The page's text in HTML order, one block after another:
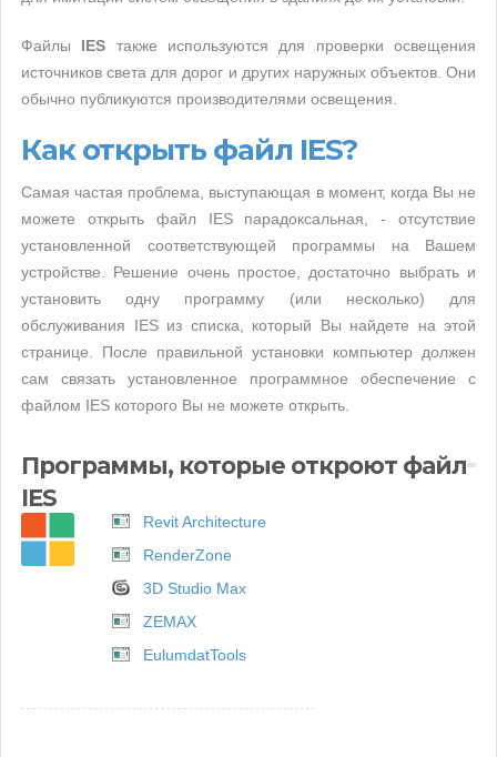
Файлы IES также используются для проверки освещения
источников света для дорог и других наружных объектов. Они
обычно публикуются производителями освещения.
Как открыть файл IES?
Самая частая проблема, выступающая в момент, когда Вы не
можете открыть файл IES парадоксальная, - отсутствие
установленной соответствующей программы на Вашем
устройстве. Решение очень простое, достаточно выбрать и
установить одну программу (или несколько) для
обслуживания IES из списка, который Вы найдете на этой
странице. После правильной установки компьютер должен
сам связать установленное программное обеспечение с
файлом IES которого Вы не можете открыть.
Программы, которые откроют файл
IES
Revit Architecture
RenderZone
3D Studio Max
ZEMAX
EulumdatTools